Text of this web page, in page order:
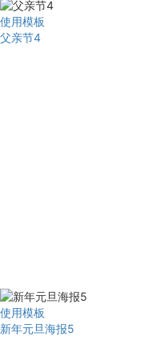
使用模板
父亲节4
使用模板
新年元旦海报5